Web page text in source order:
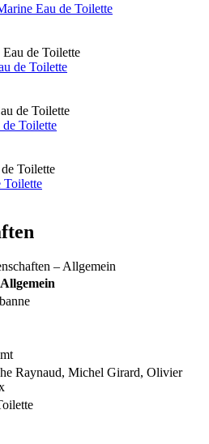
Eau de Toilette
de Toilette
Toilette
Toilette
– Allgemein
Allgemein
Raynaud, Michel Girard, Olivier